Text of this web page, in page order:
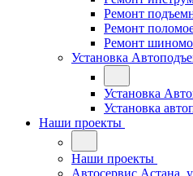
Ремонт
Ремонт
Ремонт
Установка
Установка
Установка
Наши проекты
Наши проекты
Автосервис Астана,